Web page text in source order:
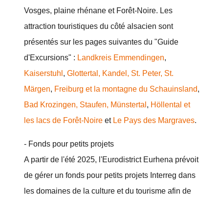
Vosges, plaine rhénane et Forêt-Noire. Les
attraction touristiques du côté alsacien sont
présentés sur les pages suivantes du "Guide
d'Excursions" : Landkreis Emmendingen,
Kaiserstuhl , Glottertal, Kandel, St. Peter, St.
Märgen, Freiburg et la montagne du Schauinsland,
Bad Krozingen, Staufen, Münstertal , Höllental et
les lacs de Forêt-Noire et Le Pays des Margraves.
- Fonds pour petits projets
A partir de l'été 2025, l'Eurodistrict Eurhena prévoit
de gérer un fonds pour petits projets Interreg dans
les domaines de la culture et du tourisme afin de